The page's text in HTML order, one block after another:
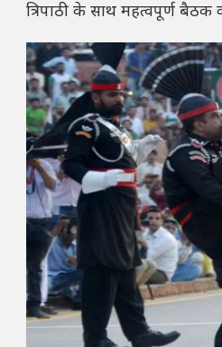
त्रिपाठी के साथ महत्वपूर्ण बैठक